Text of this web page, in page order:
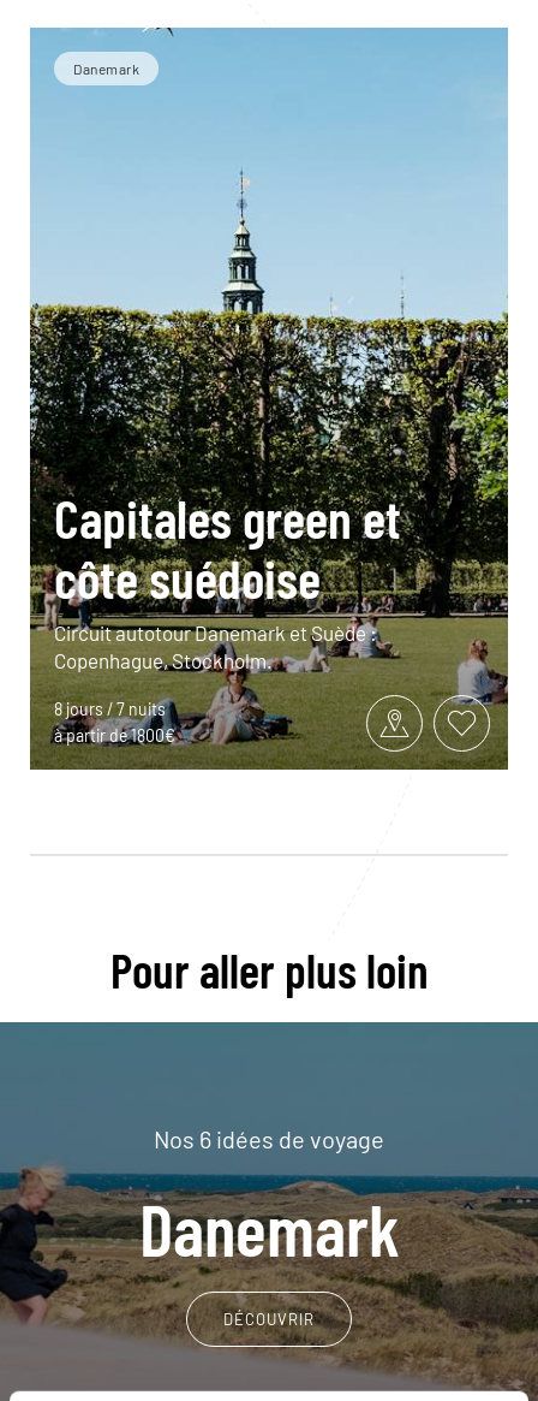
Danemark
Capitales green et
côte suédoise
Circuit autotour Danemark et Suède :
Copenhague, Stockholm.
8 jours / 7 nuits
à partir de 1800€
Pour aller plus loin
Nos 6 idées de voyage
Danemark
DÉCOUVRIR